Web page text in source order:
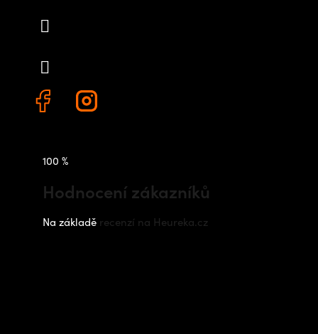
100 %
Hodnocení zákazníků
Na základě recenzí na Heureka.cz